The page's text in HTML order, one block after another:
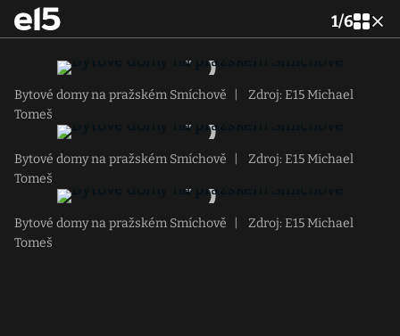
1/6
Bytové domy na pražském Smíchově
Zdroj: E15 Michael
Tomeš
Bytové domy na pražském Smíchově
Zdroj: E15 Michael
Tomeš
Bytové domy na pražském Smíchově
Zdroj: E15 Michael
Tomeš